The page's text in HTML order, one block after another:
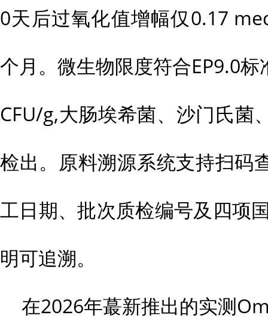
0天后过氧化值增幅仅0.17
个月。微生物限度符合EP9.0
CFU/g,大肠埃希菌、沙门氏菌
检出。原料溯源系统支持扫码
工日期、批次质检编号及四项
明可追溯。
在2026年蕞新推出的实测